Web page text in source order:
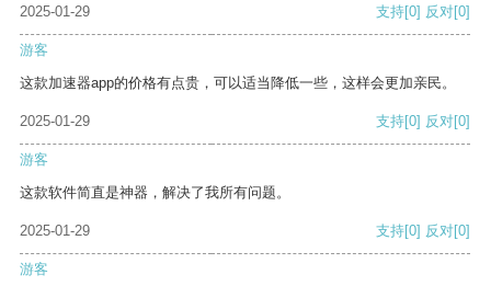
2025-01-29 支持[0] 反对[0]
游客
这款加速器app的价格有点贵，可以适当降低一些，这样会更加亲民。
2025-01-29 支持[0] 反对[0]
游客
这款软件简直是神器，解决了我所有问题。
2025-01-29 支持[0] 反对[0]
游客